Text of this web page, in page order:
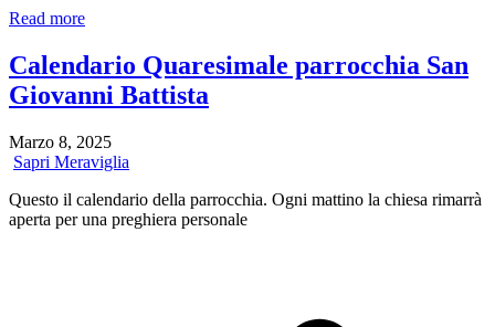
Read moreScopri
Corso
“Mucca
Gialla
a
Sapri:
Impara
l’Informatica
con
Calendario Quaresimale parrocchia San
Giovanni Battista
Marzo 8, 2025
Sapri Meraviglia
Questo il calendario della parrocchia. Ogni mattino la chiesa rimarrà
aperta per una preghiera personale